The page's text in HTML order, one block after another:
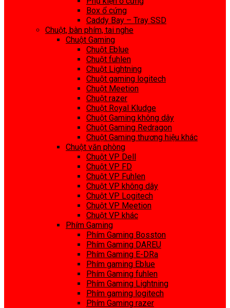
Box ổ cứng
Caddy Bay – Tray SSD
Chuột, bàn phím, tai nghe
Chuột Gaming
Chuột Eblue
Chuột fuhlen
Chuột Lightning
Chuột gaming logitech
Chuột Meetion
Chuột razer
Chuột Royal Kludge
Chuột Gaming không dây
Chuột Gaming Redragon
Chuột Gaming thương hiệu khác
Chuột văn phòng
Chuột VP Dell
Chuột VP FD
Chuột VP Fuhlen
Chuột VP không dây
Chuột VP Logitech
Chuột VP Meetion
Chuột VP khác
Phím Gaming
Phím Gaming Bosston
Phím Gaming DAREU
Phím Gaming E-DRa
Phím gaming Eblue
Phím Gaming fuhlen
Phím Gaming Lightning
Phím gaming logitech
Phím Gaming razer